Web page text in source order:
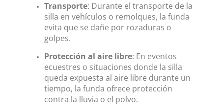
Transporte: Durante el transporte de la
silla en vehículos o remolques, la funda
evita que se dañe por rozaduras o
golpes.
Protección al aire libre: En eventos
ecuestres o situaciones donde la silla
queda expuesta al aire libre durante un
tiempo, la funda ofrece protección
contra la lluvia o el polvo.